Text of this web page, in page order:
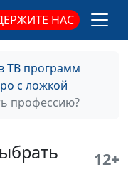
НАС
ТВ программ
с ложкой
профессию?
12+
Наталья
Надежда
Анна
Надежда
Воронина